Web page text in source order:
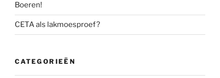
Boeren!
CETA als lakmoesproef?
CATEGORIEËN